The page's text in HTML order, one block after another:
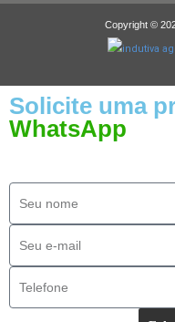
Copyright ©
Solicite uma
WhatsApp